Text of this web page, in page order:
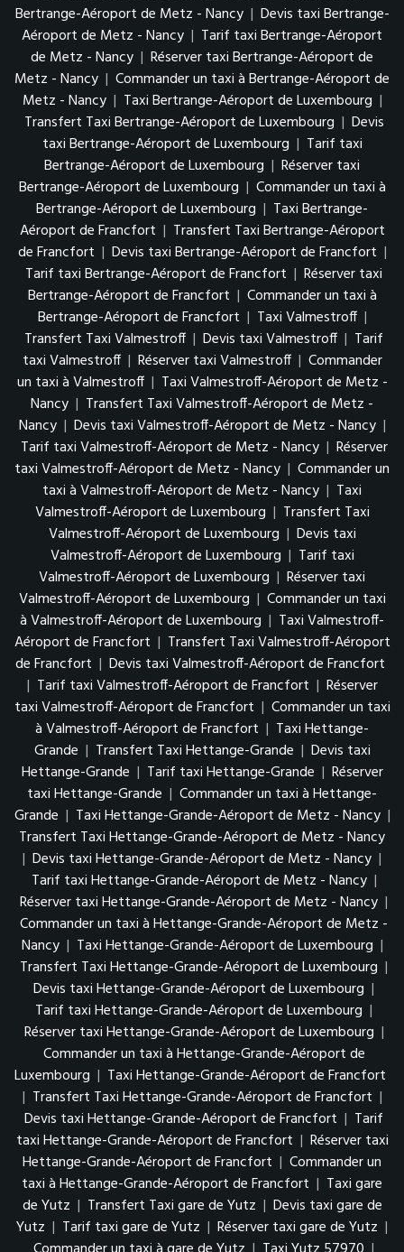
Bertrange-Aéroport de Metz - Nancy | Devis taxi Bertrange-
Aéroport de Metz - Nancy | Tarif taxi Bertrange-Aéroport
de Metz - Nancy | Réserver taxi Bertrange-Aéroport de
Metz - Nancy | Commander un taxi à Bertrange-Aéroport de
Metz - Nancy | Taxi Bertrange-Aéroport de Luxembourg |
Transfert Taxi Bertrange-Aéroport de Luxembourg | Devis
taxi Bertrange-Aéroport de Luxembourg | Tarif taxi
Bertrange-Aéroport de Luxembourg | Réserver taxi
Bertrange-Aéroport de Luxembourg | Commander un taxi à
Bertrange-Aéroport de Luxembourg | Taxi Bertrange-
Aéroport de Francfort | Transfert Taxi Bertrange-Aéroport
de Francfort | Devis taxi Bertrange-Aéroport de Francfort |
Tarif taxi Bertrange-Aéroport de Francfort | Réserver taxi
Bertrange-Aéroport de Francfort | Commander un taxi à
Bertrange-Aéroport de Francfort | Taxi Valmestroff |
Transfert Taxi Valmestroff | Devis taxi Valmestroff | Tarif
taxi Valmestroff | Réserver taxi Valmestroff | Commander
un taxi à Valmestroff | Taxi Valmestroff-Aéroport de Metz -
Nancy | Transfert Taxi Valmestroff-Aéroport de Metz -
Nancy | Devis taxi Valmestroff-Aéroport de Metz - Nancy |
Tarif taxi Valmestroff-Aéroport de Metz - Nancy | Réserver
taxi Valmestroff-Aéroport de Metz - Nancy | Commander un
taxi à Valmestroff-Aéroport de Metz - Nancy | Taxi
Valmestroff-Aéroport de Luxembourg | Transfert Taxi
Valmestroff-Aéroport de Luxembourg | Devis taxi
Valmestroff-Aéroport de Luxembourg | Tarif taxi
Valmestroff-Aéroport de Luxembourg | Réserver taxi
Valmestroff-Aéroport de Luxembourg | Commander un taxi
à Valmestroff-Aéroport de Luxembourg | Taxi Valmestroff-
Aéroport de Francfort | Transfert Taxi Valmestroff-Aéroport
de Francfort | Devis taxi Valmestroff-Aéroport de Francfort
| Tarif taxi Valmestroff-Aéroport de Francfort | Réserver
taxi Valmestroff-Aéroport de Francfort | Commander un taxi
à Valmestroff-Aéroport de Francfort | Taxi Hettange-
Grande | Transfert Taxi Hettange-Grande | Devis taxi
Hettange-Grande | Tarif taxi Hettange-Grande | Réserver
taxi Hettange-Grande | Commander un taxi à Hettange-
Grande | Taxi Hettange-Grande-Aéroport de Metz - Nancy |
Transfert Taxi Hettange-Grande-Aéroport de Metz - Nancy
| Devis taxi Hettange-Grande-Aéroport de Metz - Nancy |
Tarif taxi Hettange-Grande-Aéroport de Metz - Nancy |
Réserver taxi Hettange-Grande-Aéroport de Metz - Nancy |
Commander un taxi à Hettange-Grande-Aéroport de Metz -
Nancy | Taxi Hettange-Grande-Aéroport de Luxembourg |
Transfert Taxi Hettange-Grande-Aéroport de Luxembourg |
Devis taxi Hettange-Grande-Aéroport de Luxembourg |
Tarif taxi Hettange-Grande-Aéroport de Luxembourg |
Réserver taxi Hettange-Grande-Aéroport de Luxembourg |
Commander un taxi à Hettange-Grande-Aéroport de
Luxembourg | Taxi Hettange-Grande-Aéroport de Francfort
| Transfert Taxi Hettange-Grande-Aéroport de Francfort |
Devis taxi Hettange-Grande-Aéroport de Francfort | Tarif
taxi Hettange-Grande-Aéroport de Francfort | Réserver taxi
Hettange-Grande-Aéroport de Francfort | Commander un
taxi à Hettange-Grande-Aéroport de Francfort | Taxi gare
de Yutz | Transfert Taxi gare de Yutz | Devis taxi gare de
Yutz | Tarif taxi gare de Yutz | Réserver taxi gare de Yutz |